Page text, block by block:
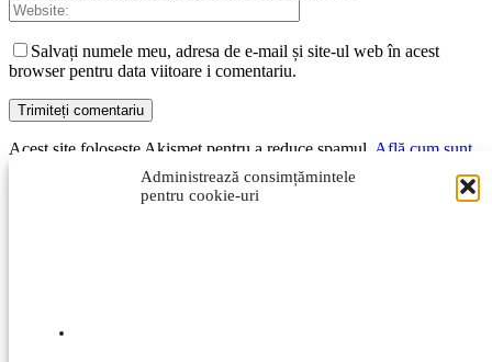
Administrează consimțămintele
pentru cookie-uri
Salvați numele meu, adresa de e-mail și site-ul web în acest
browser pentru data viitoare i comentariu.
Acest site folosește Akismet pentru a reduce spamul. Află cum sunt
procesate datele comentariilor tale